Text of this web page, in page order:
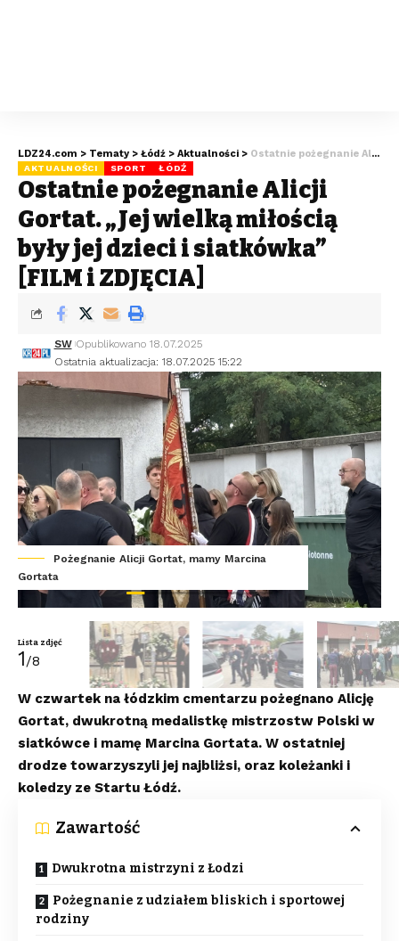
LDZ24.com > Tematy > Łódź > Aktualności > Ostatnie pożegnanie Alicji Gortat. „Jej wielką miłością były jej dzieci i siatkówka” [FILM i ZDJĘCIA]
AKTUALNOŚCI SPORT ŁÓDŹ
Ostatnie pożegnanie Alicji
Gortat. „Jej wielką miłością
były jej dzieci i siatkówka”
[FILM i ZDJĘCIA]
Ostatnia aktualizacja: 18.07.2025 15:22
SW Opublikowano 18.07.2025
Pożegnanie Alicji Gortat, mamy Marcina
Gortata
Lista zdjęć
1/8
W czwartek na łódzkim cmentarzu pożegnano Alicję
Gortat, dwukrotną medalistkę mistrzostw Polski w
siatkówce i mamę Marcina Gortata. W ostatniej
drodze towarzyszyli jej najbliżsi, oraz koleżanki i
koledzy ze Startu Łódź.
Zawartość
Dwukrotna mistrzyni z Łodzi
Pożegnanie z udziałem bliskich i sportowej
rodziny